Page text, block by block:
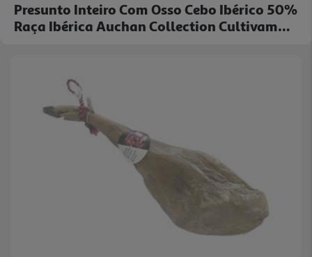
Presunto Inteiro Com Osso Cebo Ibérico 50%
Raça Ibérica Auchan Collection Cultivamos